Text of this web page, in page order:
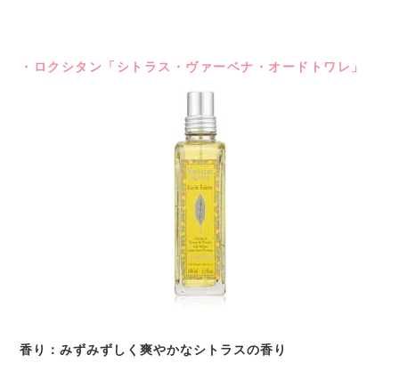
・ロクシタン「シトラス・ヴァーベナ・オードトワレ」
香り：みずみずしく爽やかなシトラスの香り